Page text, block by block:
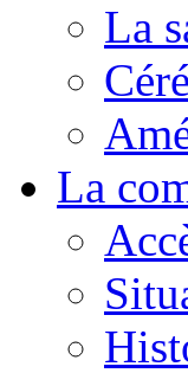
La
La